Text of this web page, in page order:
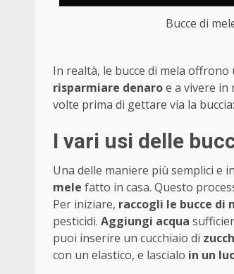
Bucce di
In realtà, le bucce di mela offrono
risparmiare denaroe a vivere in
volte prima di gettare via la
I vari usi delle
Una delle maniere più semplici e
mele fatto in casa. Questo
Per iniziare, raccogli le bucce
pesticidi. Aggiungi acqua
puoi inserire un cucchiaio di
con un elastico, e lascialo in un